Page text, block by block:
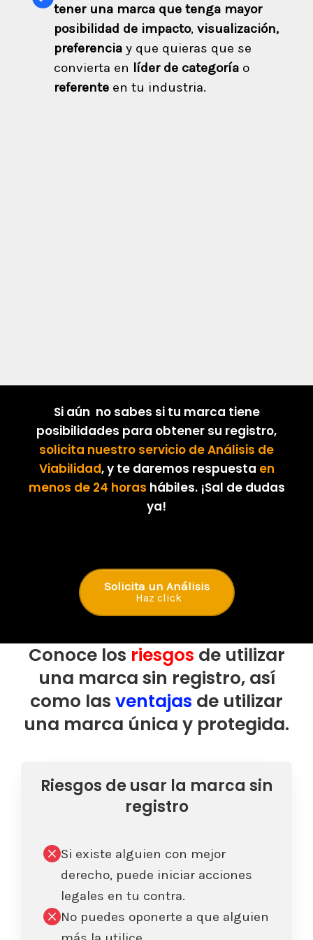
tener una marca que tenga mayor
posibilidad de impacto, visualización,
preferenciay que quieras que se
convierta en líder de categoríao
referenteen tu industria.
Si aún no sabes si tu marca tiene
posibilidades para obtener su registro,
solicita nuestro servicio de Análisis de
Viabilidad, y te daremos respuesta en
menos de 24 horas hábiles. ¡Sal de dudas
ya!
Solicita un Análisis
Haz click
Conoce los riesgos de utilizar
una marca sin registro, así
como las ventajas de utilizar
una marca única y protegida.
Riesgos de usar la marca sin
registro
Si existe alguien con mejor
derecho, puede iniciar acciones
legales en tu contra.
No puedes oponerte a que alguien